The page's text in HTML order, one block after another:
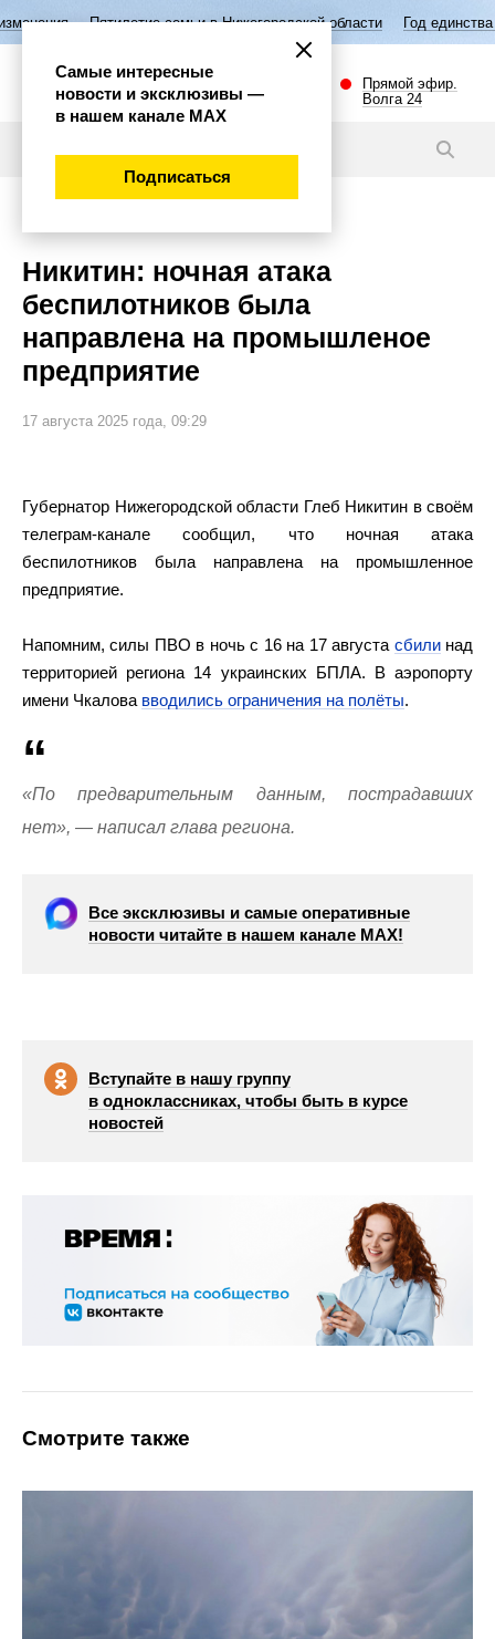
семьи в Нижегородской области Год единства народов России
Прямой эфир.
Волга 24
Никитин: ночная атака
беспилотников была
направлена на промышленое
предприятие
17 августа 2025 года, 09:29
Губернатор Нижегородской области Глеб Никитин в своём
телеграм-канале сообщил, что ночная атака
беспилотников была направлена на промышленное
предприятие.
Напомним, силы ПВО в ночь с 16 на 17 августа сбилинад
территорией региона 14 украинских БПЛА. В аэропорту
имени Чкалова вводились ограничения на полёты.
«По предварительным данным, пострадавших
нет», — написал глава региона.
Все эксклюзивы и самые оперативные
новости читайте в нашем канале МАХ!
Вступайте в нашу группу
в одноклассниках, чтобы быть в курсе
новостей
Смотрите также
Самые интересные
новости и эксклюзивы —
в нашем канале МАХ
Подписаться